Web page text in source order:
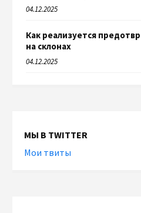
04.12.2025
Как реализуется
на склонах
04.12.2025
МЫ В TWITTER
Мои твиты